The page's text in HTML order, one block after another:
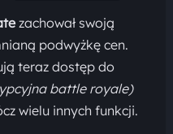
zachował swoją
podwyżkę cen.
teraz dostęp do
battle royale)
wielu innych funkcji.